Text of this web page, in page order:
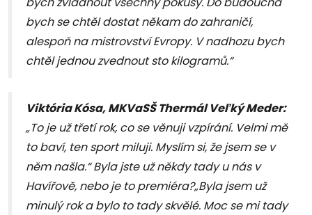
bych se chtěl dostat někam do zahraničí,
alespoň na mistrovství Evropy. V nadhozu bych
chtěl jednou zvednout sto kilogramů.“
Viktória Kósa, MKVaSŠ Thermál Veľký Meder:
„To je už třetí rok, co se věnuji vzpírání. Velmi mě
to baví, ten sport miluji. Myslím si, že jsem se v
něm našla.“ Byla jste už někdy tady u nás v
Havířově, nebo je to premiéra?„Byla jsem už
minulý rok a bylo to tady skvělé. Moc se mi tady